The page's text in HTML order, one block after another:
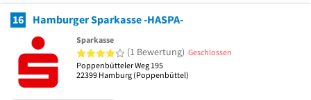
16 Hamburger Sparkasse -HASPA-
Sparkasse
4 von 5 Sternen
(1 Bewertung) Geschlossen
Poppenbütteler Weg 195
22399 Hamburg (Poppenbüttel)